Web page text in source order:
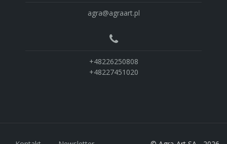
agra@agraart.pl
+48226250808
+48227451020